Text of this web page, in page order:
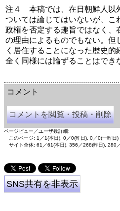
注４　本稿では、在日朝鮮人以
ついては論じてはいないが、こ
政権を否定する趣旨ではなく、
の理由によるものでもない。但
く居住することになった歴史的
全く同様には論ずることはでき
コメント
コメントを閲覧・投稿・削除
ページビュー／ユーザ数詳細:
このページ: 1／1(本日), 0／0(昨日), 0／0(一昨日)
サイト全体: 61／61(本日), 356／268(昨日), 280